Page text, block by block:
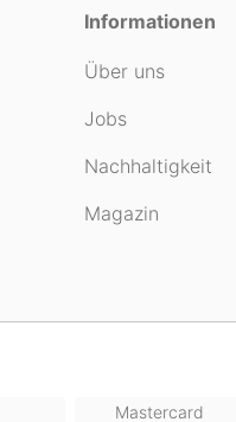
Informationen
Über uns
Jobs
Nachhaltigkeit
Magazin
Mastercard